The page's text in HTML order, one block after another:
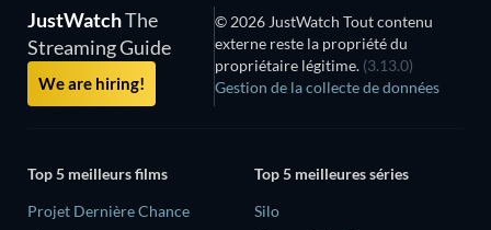
JustWatchThe
Streaming Guide
We are hiring!
© 2026 JustWatch Tout contenu
externe reste la propriété du
propriétaire légitime. (3.13.0)
Gestion de la collecte de données
Top 5 meilleurs films
Projet Dernière Chance
Top 5 meilleures séries
Silo